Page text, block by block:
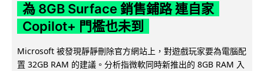
為 8GB Surface 銷售鋪路 連自家
Copilot+ 門檻也未到
Microsoft 被發現靜靜刪除官方網站上，對遊戲玩家要為電腦配
置 32GB RAM 的建議。分析指微軟同時新推出的 8GB RAM 入